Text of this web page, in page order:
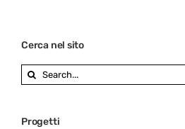
Cerca nel sito
Search
for:
Progetti